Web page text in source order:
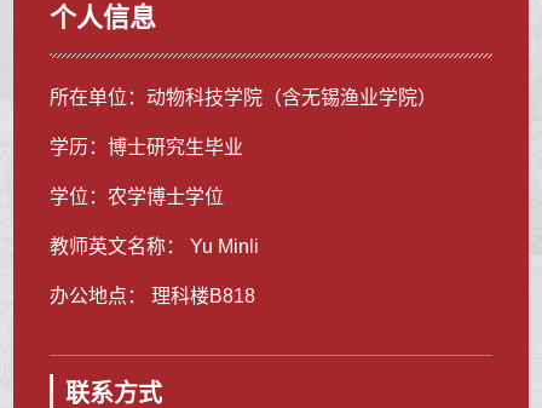
个人信息
所在单位：动物科技学院（含无锡渔业学院）
学历：博士研究生毕业
学位：农学博士学位
教师英文名称： Yu Minli
办公地点： 理科楼B818
联系方式